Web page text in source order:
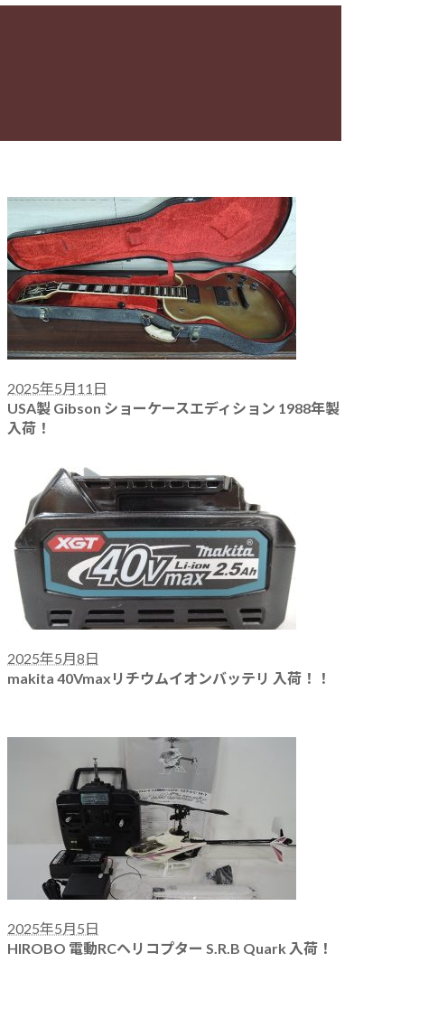
2025年5月11日
USA製 Gibson ショーケースエディション 1988年製
入荷！
2025年5月8日
makita 40Vmaxリチウムイオンバッテリ 入荷！！
2025年5月5日
HIROBO 電動RCヘリコプター S.R.B Quark 入荷！